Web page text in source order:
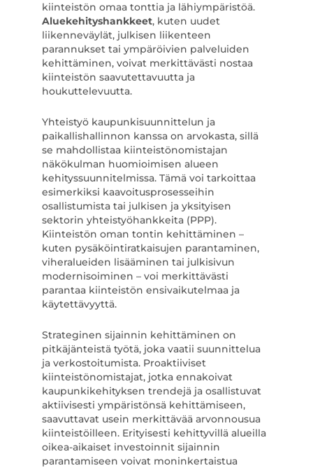
kiinteistön omaa tonttia ja lähiympäristöä.
Aluekehityshankkeet, kuten uudet
liikenneväylät, julkisen liikenteen
parannukset tai ympäröivien palveluiden
kehittäminen, voivat merkittävästi nostaa
kiinteistön saavutettavuutta ja
houkuttelevuutta.
Yhteistyö kaupunkisuunnittelun ja
paikallishallinnon kanssa on arvokasta, sillä
se mahdollistaa kiinteistönomistajan
näkökulman huomioimisen alueen
kehityssuunnitelmissa. Tämä voi tarkoittaa
esimerkiksi kaavoitusprosesseihin
osallistumista tai julkisen ja yksityisen
sektorin yhteistyöhankkeita (PPP).
Kiinteistön oman tontin kehittäminen –
kuten pysäköintiratkaisujen parantaminen,
viheralueiden lisääminen tai julkisivun
modernisoiminen – voi merkittävästi
parantaa kiinteistön ensivaikutelmaa ja
käytettävyyttä.
Strateginen sijainnin kehittäminen on
pitkäjänteistä työtä, joka vaatii suunnittelua
ja verkostoitumista. Proaktiiviset
kiinteistönomistajat, jotka ennakoivat
kaupunkikehityksen trendejä ja osallistuvat
aktiivisesti ympäristönsä kehittämiseen,
saavuttavat usein merkittävää arvonnousua
kiinteistöilleen. Erityisesti kehittyvillä alueilla
oikea-aikaiset investoinnit sijainnin
parantamiseen voivat moninkertaistua